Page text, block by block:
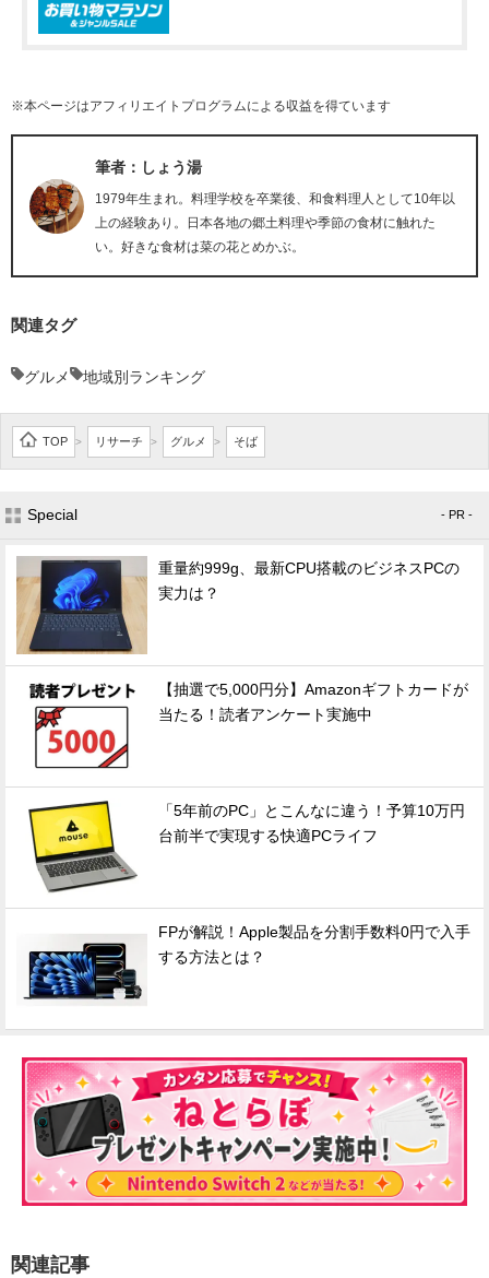
※本ページはアフィリエイトプログラムによる収益を得ています
筆者：しょう湯
1979年生まれ。料理学校を卒業後、和食料理人として10年以
上の経験あり。日本各地の郷土料理や季節の食材に触れた
い。好きな食材は菜の花とめかぶ。
関連タグ
グルメ 地域別ランキング
TOP > リサーチ > グルメ > そば
Special - PR -
重量約999g、最新CPU搭載のビジネスPCの
実力は？
【抽選で5,000円分】Amazonギフトカードが
当たる！読者アンケート実施中
「5年前のPC」とこんなに違う！予算10万円
台前半で実現する快適PCライフ
FPが解説！Apple製品を分割手数料0円で入手
する方法とは？
関連記事